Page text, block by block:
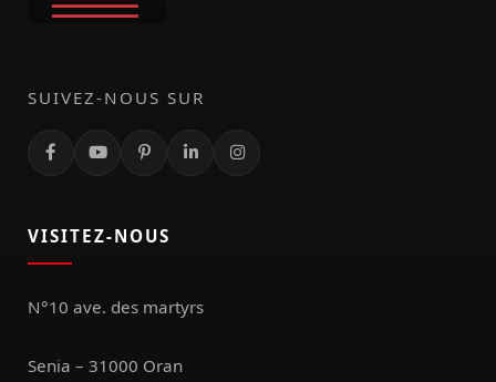
SUIVEZ-NOUS SUR
VISITEZ-NOUS
N°10 ave. des martyrs
Senia – 31000 Oran